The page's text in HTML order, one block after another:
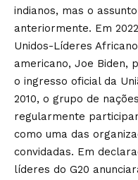
indianos, mas o
anteriormente. Em
Unidos-Líderes
americano, Joe Biden,
o ingresso oficial da
2010, o grupo de
regularmente
como uma das
convidadas. Em
líderes do G20